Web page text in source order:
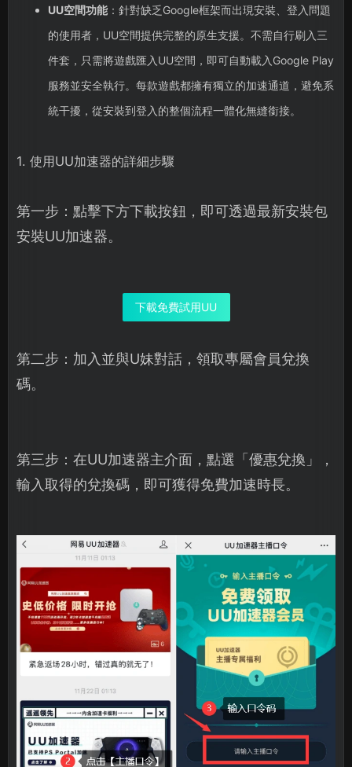
UU空間功能：針對缺乏Google框架而出現安裝、登入問題
的使用者，UU空間提供完整的原生支援。不需自行刷入三
件套，只需將遊戲匯入UU空間，即可自動載入Google Play
服務並安全執行。每款遊戲都擁有獨立的加速通道，避免系
統干擾，從安裝到登入的整個流程一體化無縫銜接。
1. 使用UU加速器的詳細步驟
第一步：點擊下方下載按鈕，即可透過最新安裝包
安裝UU加速器。
下載免費試用UU
第二步：加入並與U妹對話，領取專屬會員兌換
碼。
第三步：在UU加速器主介面，點選「優惠兌換」，
輸入取得的兌換碼，即可獲得免費加速時長。